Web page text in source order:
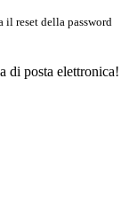
il reset della password
di posta elettronica!